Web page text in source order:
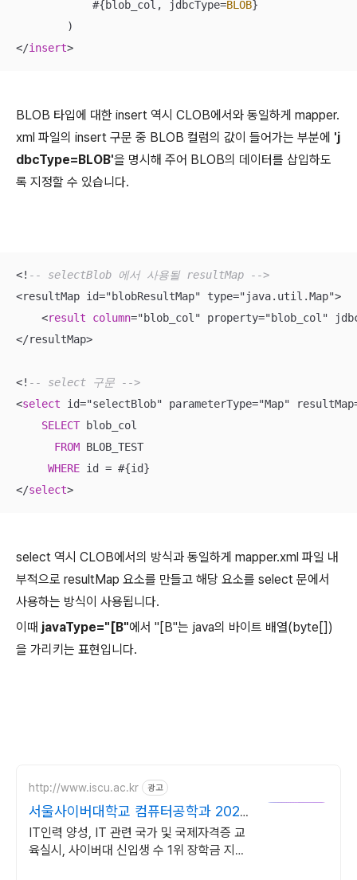
            #{blob_col, jdbcType
=BLOB}
</insert>
BLOB 타입에 대한 insert 역시 CLOB에서와 동일하게 mapper.
xml 파일의 insert 구문 중 BLOB 컬럼의 값이 들어가는 부분에 'j
dbcType=BLOB'을 명시해 주어 BLOB의 데이터를 삽입하도
록 지정할 수 있습니다.
<! -- selectBlob 에서 사용될 resultMap -->
<resultMap id="blobResultMap" type="java.util.Map">
<result column="blob_col" property="blob_col"
</resultMap>
<! -- select 구문 -->
<select id="selectBlob" parameterType="Map" resultMap
SELECT blob_col
FROM BLOB_TEST
WHERE id =
</select>
select 역시 CLOB에서의 방식과 동일하게 mapper.xml 파일 내
부적으로 resultMap 요소를 만들고 해당 요소를 select 문에서
사용하는 방식이 사용됩니다.
이때 javaType="[B"에서 "[B"는 java의 바이트 배열(byte[])
을 가리키는 표현입니다.
http://www.iscu.ac.kr 광고
서울사이버대학교 컴퓨터공학과 2026
가을학기 신편입생
IT인력 양성, IT 관련 국가 및 국제자격증 교
육실시, 사이버대 신입생 수 1위 장학금 지급